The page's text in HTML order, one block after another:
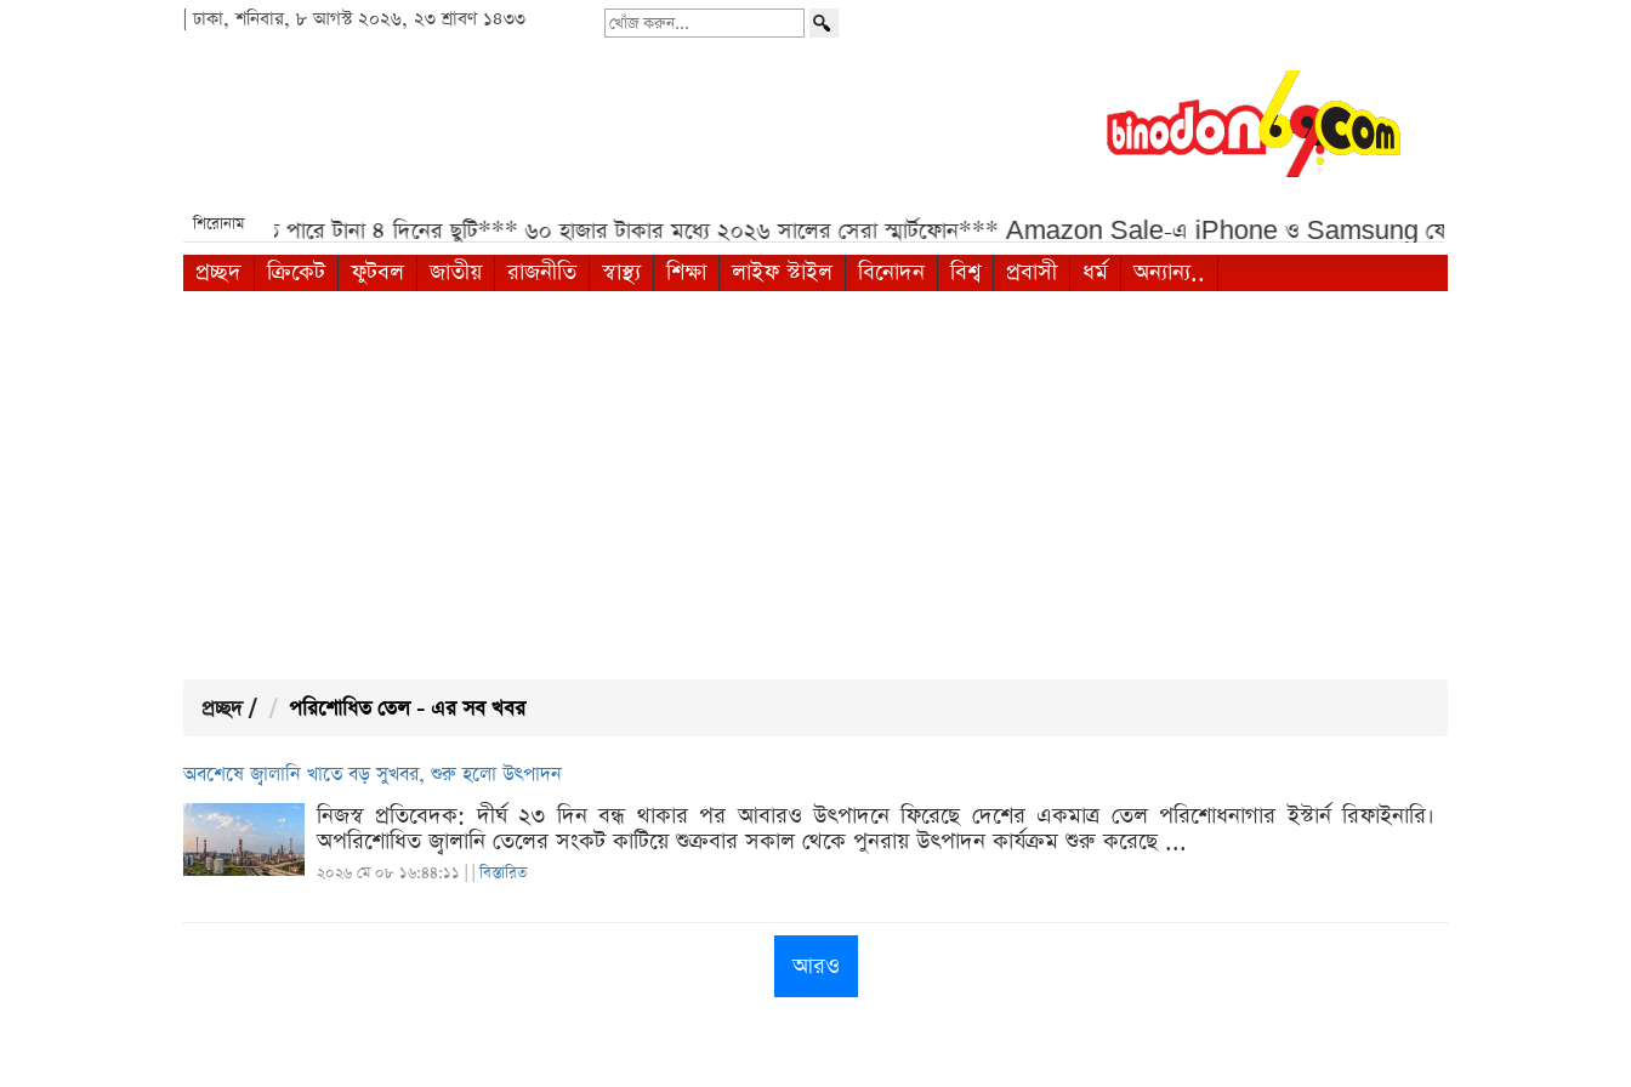
| ঢাকা, শনিবার, ৮ আগস্ট ২০২৬, ২৩ শ্রাবণ ১৪৩৩
খোঁজ
শিরোনাম
আগস্টে মিলতে পারে টানা ৪ দিনের ছুটি*** ৬০ হাজার টাকার মধ্যে ২০২৬ সালের সেরা স্মার্টফোন*** Amazon Sale-এ iPhone ও Samsung ফোনে বড় ছাড়***
প্রচ্ছদ
ক্রিকেট ফুটবল জাতীয় রাজনীতি স্বাস্থ্য শিক্ষা লাইফ স্টাইল বিনোদন বিশ্ব প্রবাসী ধর্ম অন্যান্য..
প্রচ্ছদ / পরিশোধিত তেল - এর সব খবর
অবশেষে জ্বালানি খাতে বড় সুখবর, শুরু হলো উৎপাদন
নিজস্ব প্রতিবেদক: দীর্ঘ ২৩ দিন বন্ধ থাকার পর আবারও উৎপাদনে ফিরেছে দেশের একমাত্র তেল পরিশোধনাগার ইস্টার্ন রিফাইনারি।
অপরিশোধিত জ্বালানি তেলের সংকট কাটিয়ে শুক্রবার সকাল থেকে পুনরায় উৎপাদন কার্যক্রম শুরু করেছে ...
২০২৬ মে ০৮ ১৬:৪৪:১১ | |বিস্তারিত
আরও